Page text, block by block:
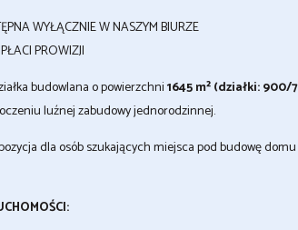
WYŁĄCZNIE W NASZYM BIURZE
PROWIZJI
budowlana o powierzchni1645 m² (działki:
luźnej zabudowy jednorodzinnej.
dla osób szukających miejsca pod budowę